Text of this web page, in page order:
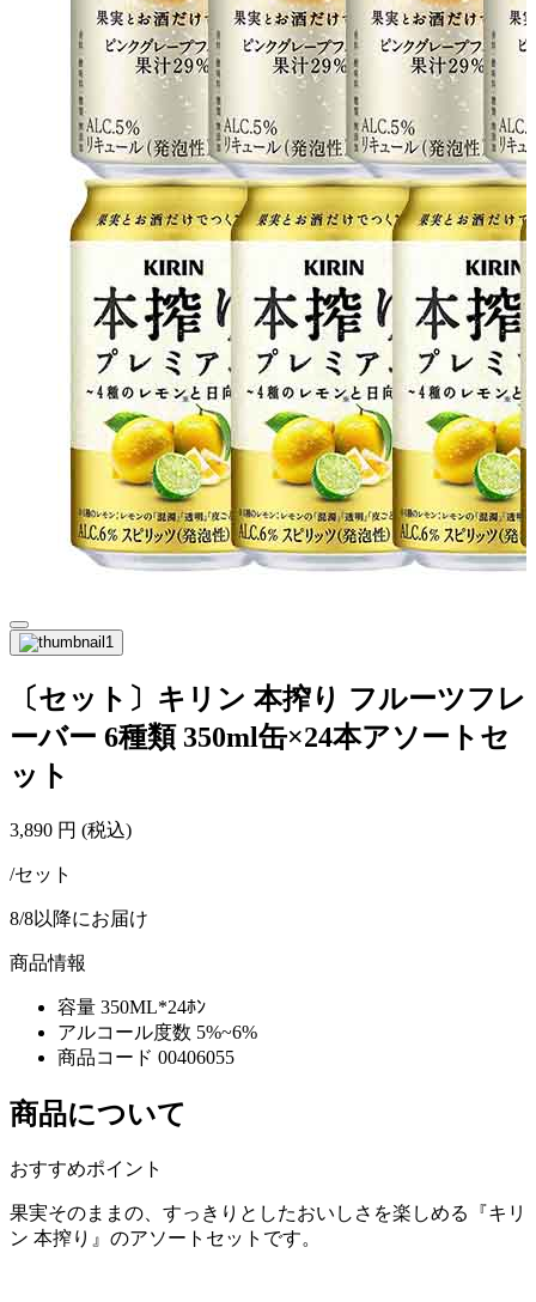
〔セット〕キリン 本搾り フルーツフレ
ーバー 6種類 350ml缶×24本アソートセ
ット
3,890 円 (税込)
/セット
8/8以降にお届け
商品情報
容量 350ML*24ﾎﾝ
アルコール度数 5%~6%
商品コード 00406055
商品について
おすすめポイント
果実そのままの、すっきりとしたおいしさを楽しめる『キリ
ン 本搾り』のアソートセットです。